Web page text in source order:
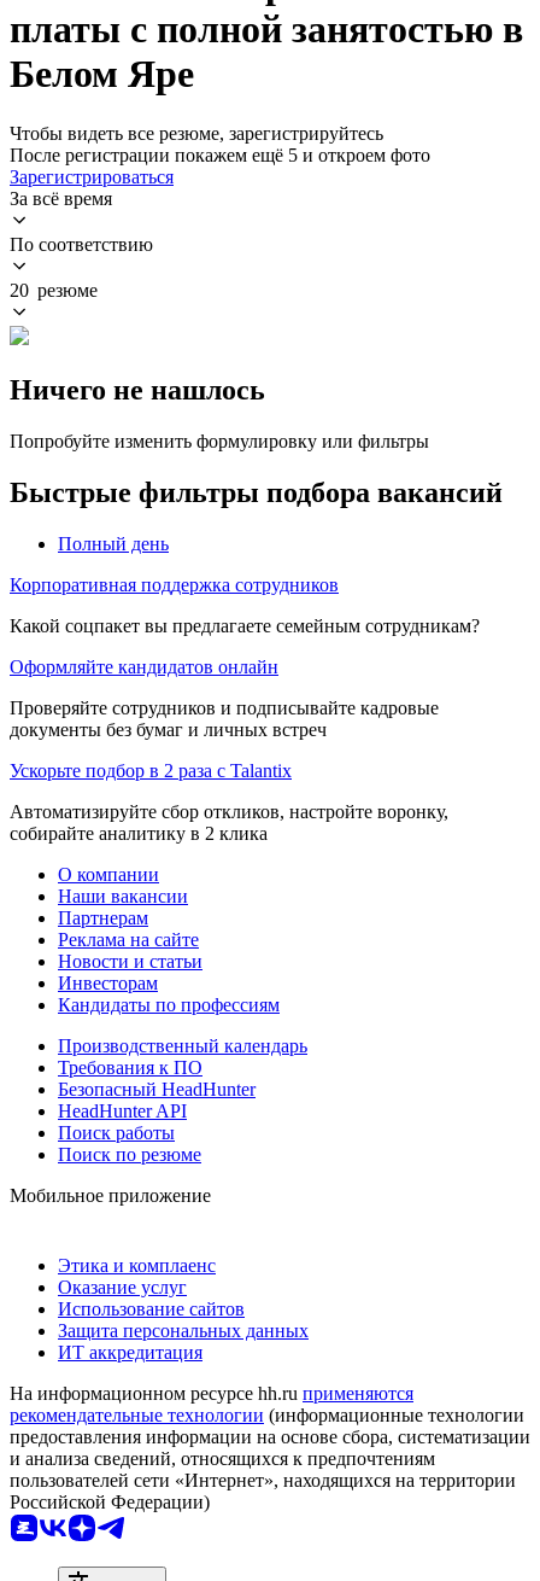
платы с полной занятостью в
Белом Яре
Чтобы видеть все резюме, зарегистрируйтесь
После регистрации покажем ещё 5 и откроем фото
Зарегистрироваться
За всё время
По соответствию
20 резюме
Ничего не нашлось
Попробуйте изменить формулировку или фильтры
Быстрые фильтры подбора вакансий
Полный день
Корпоративная поддержка сотрудников
Какой соцпакет вы предлагаете семейным сотрудникам?
Оформляйте кандидатов онлайн
Проверяйте сотрудников и подписывайте кадровые
документы без бумаг и личных встреч
Ускорьте подбор в 2 раза с Talantix
Автоматизируйте сбор откликов, настройте воронку,
собирайте аналитику в 2 клика
О компании
Наши вакансии
Партнерам
Реклама на сайте
Новости и статьи
Инвесторам
Кандидаты по профессиям
Производственный календарь
Требования к ПО
Безопасный HeadHunter
HeadHunter API
Поиск работы
Поиск по резюме
Мобильное приложение
Этика и комплаенс
Оказание услуг
Использование сайтов
Защита персональных данных
ИТ аккредитация
На информационном ресурсе hh.ru применяются
рекомендательные технологии (информационные технологии
предоставления информации на основе сбора, систематизации
и анализа сведений, относящихся к предпочтениям
пользователей сети «Интернет», находящихся на территории
Российской Федерации)